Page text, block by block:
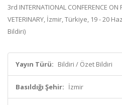
3rd INTERNATIONAL CONFERENCE ON
VETERINARY, İzmir, Türkiye, 19 - 20
Bildiri)
Yayın Türü: Bildiri / Özet Bildiri
Basıldığı Şehir: İzmir